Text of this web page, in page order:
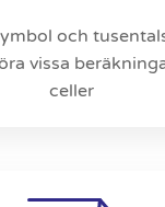
och
vissa
celler